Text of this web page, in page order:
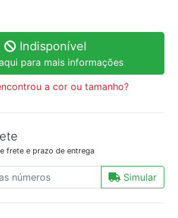
Indisponível
para mais informações
a cor ou tamanho?
frete e prazo de entrega
Simular